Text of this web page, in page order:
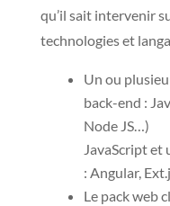
qu’il sait intervenir
technologies et
​Un ou
back-end :
Node JS…)
JavaScript et
: Angular,
Le pack web